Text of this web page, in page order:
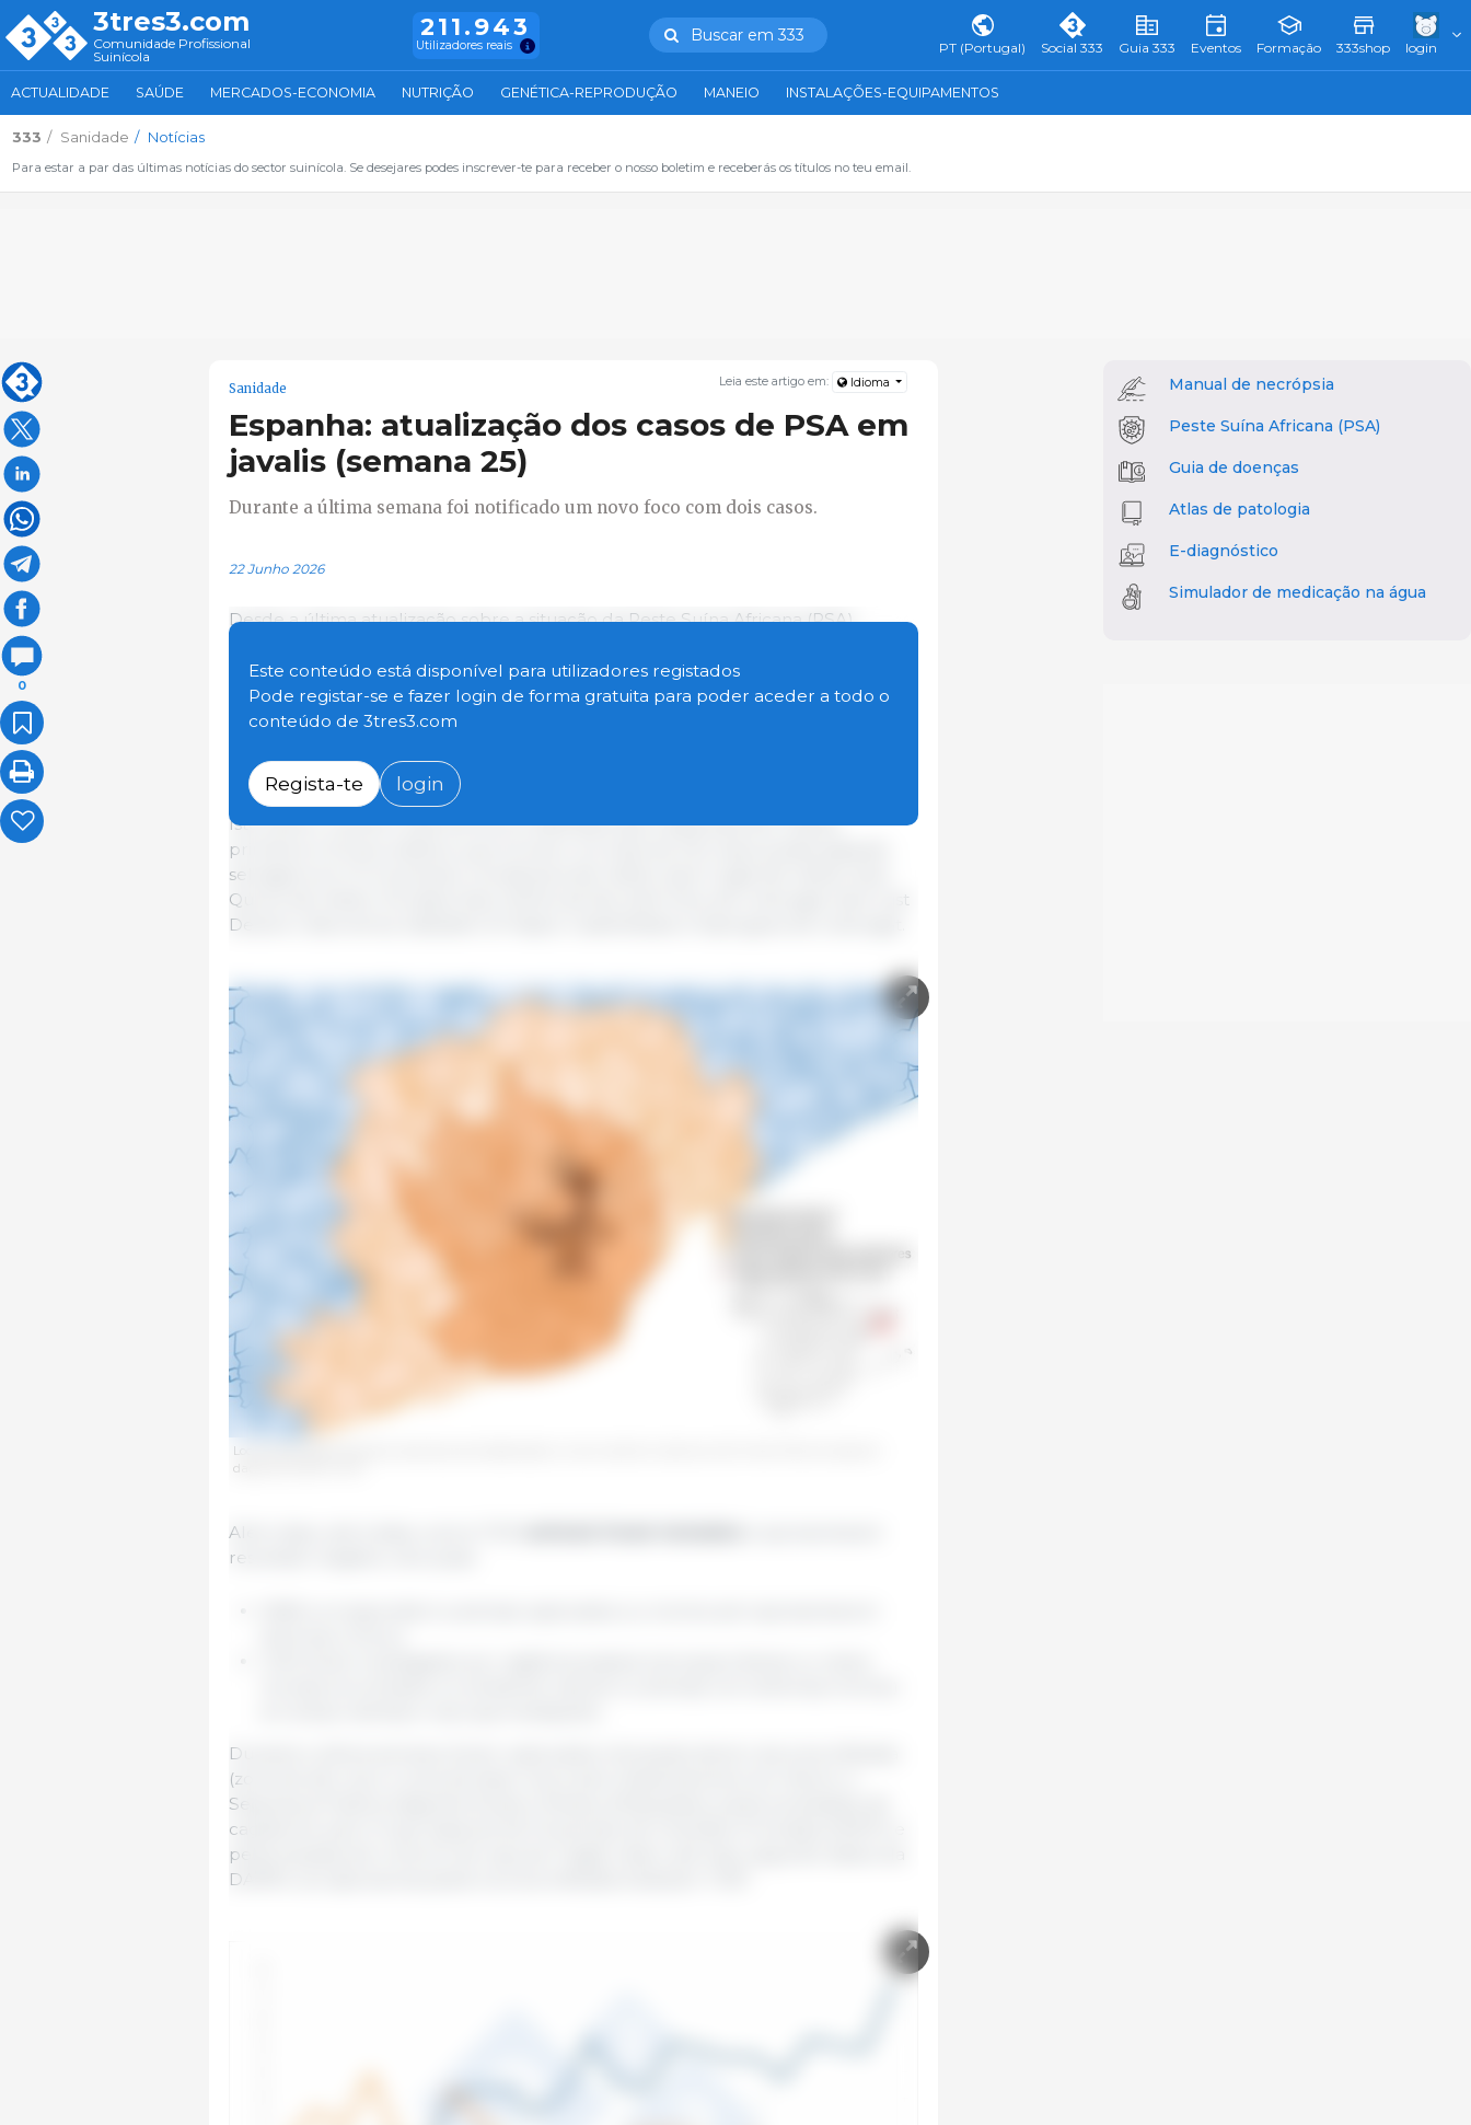
3tres3.com
Comunidade Profissional
Suinícola
211.943
Utilizadores reais
Buscar em 333
PT (Portugal) Social 333 Guia 333 Eventos Formação 333shop login
ACTUALIDADE SAÚDE MERCADOS-ECONOMIA NUTRIÇÃO GENÉTICA-REPRODUÇÃO MANEIO INSTALAÇÕES-EQUIPAMENTOS
333 Sanidade Notícias
Para estar a par das últimas notícias do sector suinícola. Se desejares podes inscrever-te para receber o nosso boletim e receberás os títulos no teu email.
0
Leia este artigo em: Idioma
Sanidade
Espanha: atualização dos casos de PSA em
javalis (semana 25)
Durante a última semana foi notificado um novo foco com dois casos.
22 Junho 2026
Desde a última atualização sobre a situação da Peste Suína Africana (PSA),
Catalunha reportou a deteção de um novo foco, que inclui um total de 2 casos
em javalis (1 em Sant Just Desvern e o outro em Castellbisbal). Estes concelhos
localizam-se na zona restrita II, uma área delimitada por vedações perimetrais.
destes animais e dois animais capturados assintomáticos.
Isto eleva o número total de focos notificados até à data para 56, 3 deles
primários e 53 secundários, que incluem um total de 344 casos positivos/javalis
selvagens em 13 municípios: Cerdanyola del Vallès, Sant Cugat del Vallès, Sant
Quirze del Vallès, Terrassa, Rubí, Molins de Rei, Sant Feliu de Llobregat, Sant Just
Desvern, Barcelona, ​​​​Sabadell, El Papiol, Castellbisbal e Esplugues de Llobregat.
Localização detalhada dos casos de javalis detectados na zona restrita II (semana 25). Fonte: 333 com base em
dados do MAPA e SVO.
Além disso, até à data, outros 7.010
resultado negativo, dos quais:
Durante a última semana, foram capturados 444 javalis dentro da zona infetada
(zona de alto risco e zona de baixo risco) pelo Departamento do Interior e
Segurança Pública (Agentes Rurais e Mossos d'Esquadra), pelas sociedades de
caçadores, pelo Grupo Especial de Prevenção de Incêndios Florestais (GEPIF) e
pelas equipas de controlo de caça de Tragsa. Assim, até hoje, segundo dados da
DARPA, as capturas de javalis na zona infetada totalizam 7.467.
Este conteúdo está disponível para utilizadores registados
Pode registar-se e fazer login de forma gratuita para poder aceder a todo o
conteúdo de 3tres3.com
Regista-te login
Manual de necrópsia
Peste Suína Africana (PSA)
Guia de doenças
Atlas de patologia
E-diagnóstico
Simulador de medicação na água